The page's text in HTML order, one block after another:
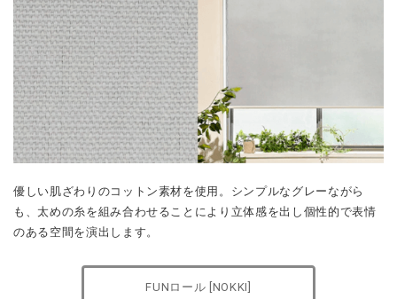
優しい肌ざわりのコットン素材を使用。シンプルなグレーながら
も、太めの糸を組み合わせることにより立体感を出し個性的で表情
のある空間を演出します。
FUNロール [NOKKI]